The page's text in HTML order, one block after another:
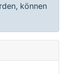
können